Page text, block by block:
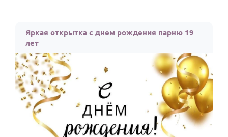
Яркая открытка с днем рождения парню 19
лет